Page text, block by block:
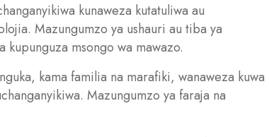
kunaweza kutatuliwa au
Mazungumzo ya ushauri au tiba ya
kupunguza msongo wa mawazo.
kama familia na marafiki, wanaweza kuwa
Mazungumzo ya faraja na